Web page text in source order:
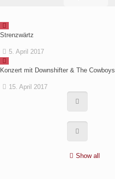
Strenzwärtz
5. April 2017
Konzert mit Downshifter & The Cowboys
15. April 2017
Show all